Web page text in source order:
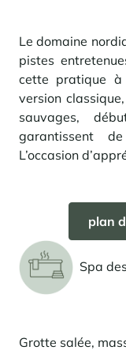
Le domaine
pistes
cette pratique
version
sauvages,
garantissent
L’occasion
plan
Spa
Grotte salée,